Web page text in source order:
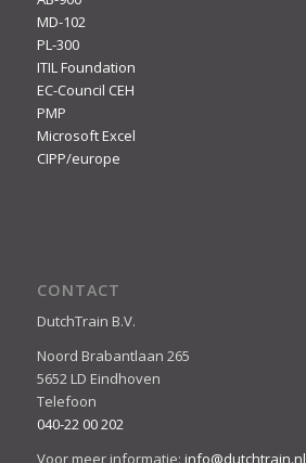
MD-102
PL-300
ITIL Foundation
EC-Council CEH
PMP
Microsoft Excel
CIPP/europe
CONTACT
DutchTrain B.V.
Noord Brabantlaan 265
5652 LD Eindhoven
Telefoon
040-22 00 202